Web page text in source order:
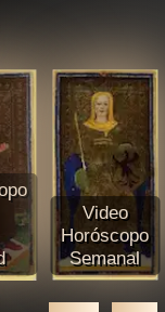
Video
Horóscopo
Semanal